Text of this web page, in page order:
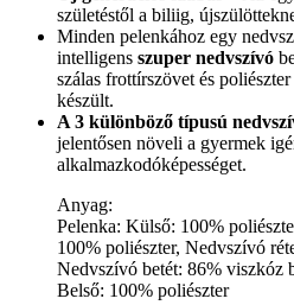
születéstől a biliig,
Minden pelenkához egy
intelligens szuper nedvszívó
szálas frottírszövet és
készült.
A 3 különböző típusú
jelentősen növeli a gyermek
alkalmazkodóképességet.
Anyag:
Pelenka: Külső: 100%
100% poliészter, Nedvszívó
Nedvszívó betét: 86% viszkóz
Belső: 100% poliészter